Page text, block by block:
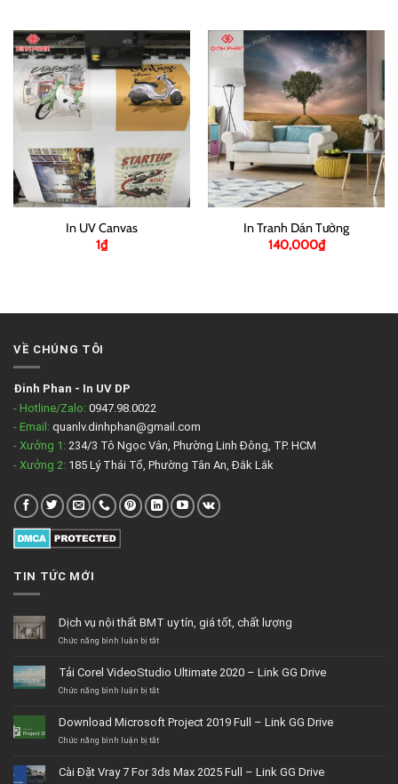
In UV Canvas
1₫
In Tranh Dán Tường
140,000₫
VỀ CHÚNG TÔI
Đinh Phan - In UV DP
- Hotline/Zalo: 0947.98.0022
- Email: quanlv.dinhphan@gmail.com
- Xưởng 1: 234/3 Tô Ngọc Vân, Phường Linh Đông, TP. HCM
- Xưởng 2: 185 Lý Thái Tổ, Phường Tân An, Đắk Lắk
TIN TỨC MỚI
Dịch vụ nội thất BMT uy tín, giá tốt, chất lượng
Chức năng bình luận bị tắtở
nội
thất
tín,
giá
lượng
Tải Corel VideoStudio Ultimate 2020 – Link GG Drive
Chức năng bình luận bị tắtở
VideoStudio
Ultimate
Link
Download Microsoft Project 2019 Full – Link GG Drive
Chức năng bình luận bị tắtở
Project
Cài Đặt Vray 7 For 3ds Max 2025 Full – Link GG Drive